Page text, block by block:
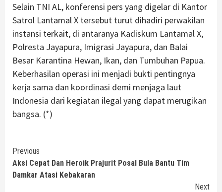
Selain TNI AL, konferensi pers yang digelar di Kantor
Satrol Lantamal X tersebut turut dihadiri perwakilan
instansi terkait, di antaranya Kadiskum Lantamal X,
Polresta Jayapura, Imigrasi Jayapura, dan Balai
Besar Karantina Hewan, Ikan, dan Tumbuhan Papua.
Keberhasilan operasi ini menjadi bukti pentingnya
kerja sama dan koordinasi demi menjaga laut
Indonesia dari kegiatan ilegal yang dapat merugikan
bangsa. (*)
Continue
Reading
Previous
Aksi Cepat Dan Heroik Prajurit Posal Bula Bantu Tim
Damkar Atasi Kebakaran
Next